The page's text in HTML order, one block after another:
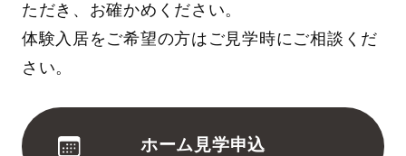
ただき、お確かめください。
体験入居をご希望の方はご見学時にご相談くだ
さい。
ホーム見学申込